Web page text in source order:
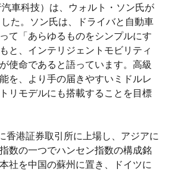
車科技）は、ウォルト・ソン氏が
た。ソン氏は、ドライバと自動車
て「あらゆるものをシンプルにす
と、インテリジェントモビリティ
使命であると語っています。高級
を、より手の届きやすいミドルレ
リモデルにも搭載することを目標
香港証券取引所に上場し、アジアに
数の一つでハンセン指数の構成銘
社を中国の蘇州に置き、ドイツに